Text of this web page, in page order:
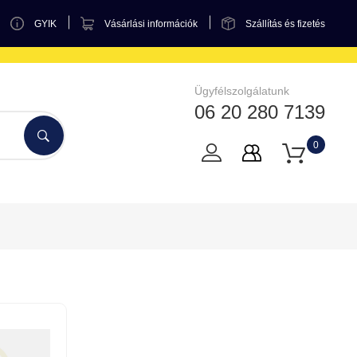
GYIK Vásárlási információk Szállítás és fizetés
Ügyfélszolgálatunk
06 20 280 7139
0